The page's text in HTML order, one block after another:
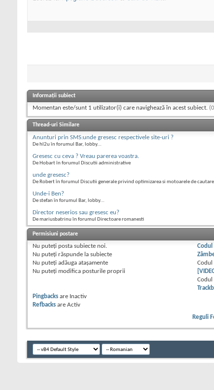
Informații subiect
Momentan este/sunt 1 utilizator(i) care navighează în acest subiect.
Thread-uri Similare
Anunturi prin SMS:unde gresesc respectivele site-uri ?
De hl2u în forumul Bar, lobby...
Gresesc cu ceva ? Vreau parerea voastra.
De Hobart în forumul Discutii administrative
unde gresesc?
De Robert în forumul Discutii generale privind optimizarea si motoarele de cautare
Unde-i Ben?
De stefan în forumul Bar, lobby...
Director neserios sau gresesc eu?
De mariusbatrinu în forumul Directoare romanesti
Permisiuni postare
Nu puteţi posta subiecte noi.
Nu puteţi răspunde la subiecte
Nu puteţi adăuga ataşamente
Nu puteţi modifica posturile proprii
Codul
Codul
Codul
Pingbacks are Inactiv
Refbacks are Activ
Reguli